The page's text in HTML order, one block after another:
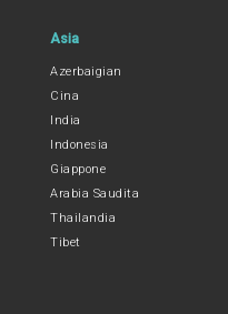
Asia
Azerbaigian
Cina
India
Indonesia
Giappone
Arabia Saudita
Thailandia
Tibet